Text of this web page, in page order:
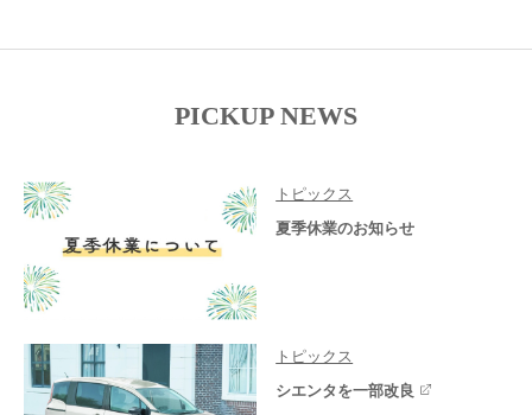
PICKUP NEWS
トピックス
夏季休業のお知らせ
トピックス
シエンタを一部改良